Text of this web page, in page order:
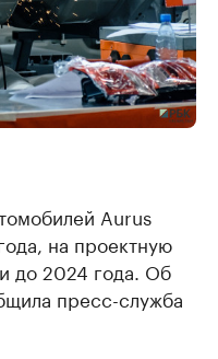
Aurus
на проектную
до 2024 года. Об
пресс-служба